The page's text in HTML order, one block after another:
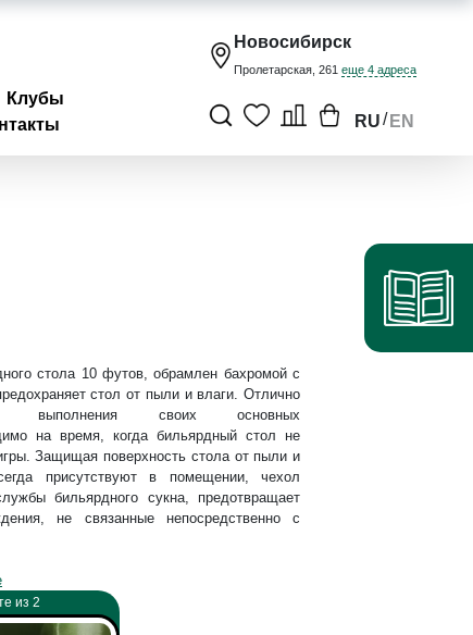
Клубы
Новосибирск
Пролетарская, 261 еще 4 адреса
RU/ EN
из 2
стола 10 футов, обрамлен бахромой с
стол от пыли и влаги. Отлично
выполнения своих основных
на время, когда бильярдный стол не
Защищая поверхность стола от пыли и
присутствуют в помещении, чехол
бильярдного сукна, предотвращает
не связанные непосредственно с